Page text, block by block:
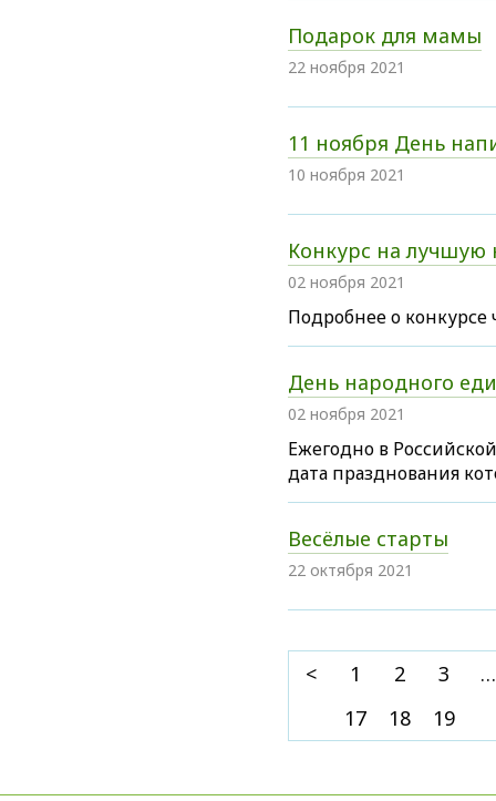
Подарок для мамы
22 ноября 2021
11 ноября День
10 ноября 2021
Конкурс на
02 ноября 2021
Подробнее о
День народного
02 ноября 2021
Ежегодно в
дата празднования
Весёлые старты
22 октября 2021
< 1 2 3
…
17
18 19